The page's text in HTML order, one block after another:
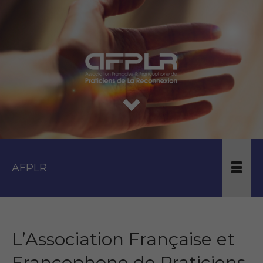
AFPLR
L’Association Française et